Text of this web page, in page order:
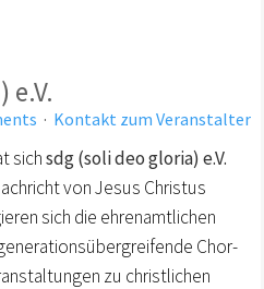
e.V.
· Kontakt zum Veranstalter
sichsdg (soli deo gloria) e.V.
von Jesus Christus
sich die ehrenamtlichen
Chor-
zu christlichen